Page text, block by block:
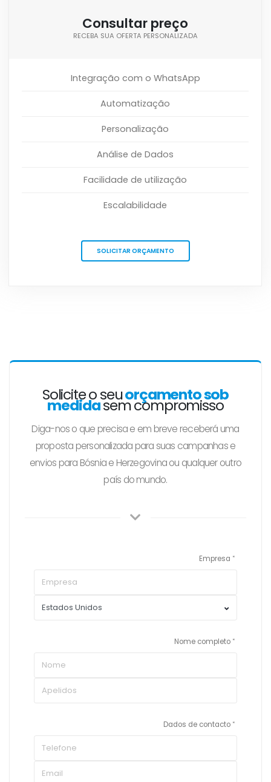
Consultar preço
RECEBA SUA OFERTA PERSONALIZADA
Integração com o WhatsApp
Automatização
Personalização
Análise de Dados
Facilidade de utilização
Escalabilidade
SOLICITAR ORÇAMENTO
Solicite o seuorçamento sob
medidasem compromisso
Diga-nos o que precisa e em breve receberá uma
proposta personalizada para suas campanhas e
envios para Bósnia e Herzegovina ou qualquer outro
país do mundo.
Empresa
Nome completo
Dados de contacto